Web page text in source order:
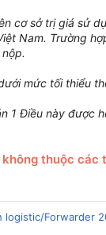
cơ sở trị giá sử
Nam. Trường
mức tối thiểu
1 Điều này được
thuộc các
logistic/Forwarder